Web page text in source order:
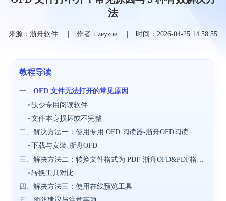
法
来源：浙舟软件 作者：zeyzoe 时间：2026-04-25 14:58:55
教程导读
一、 OFD 文件无法打开的常见原因
• 缺少专用阅读软件
• 文件本身损坏或不完整
二、 解决方法一：使用专用 OFD 阅读器-浙舟OFD阅读
• 下载与安装-浙舟OFD
三、
解决方法二：转换文件格式为 PDF-浙舟OFD&PDF格式转换(360版)
• 转换工具对比
四、 解决方法三：使用在线预览工具